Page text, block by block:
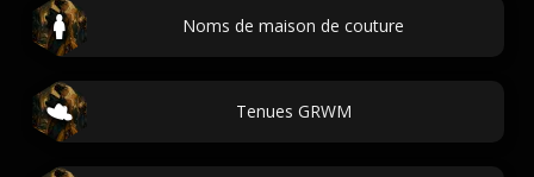
Noms de maison de couture
Tenues GRWM